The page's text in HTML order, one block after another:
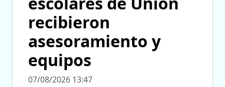
recibieron
asesoramiento y
equipos
07/08/2026 13:47